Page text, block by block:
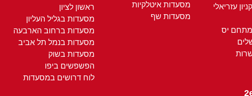
עזריאלי
יס
מסעדות איטלקיות
מסעדות שף
ראשון לציון
מסעדות בגליל העליון
מסעדות ברחוב הארבעה
מסעדות בנמל תל אביב
מסעדות בשוק
הפשפשים ביפו
לוח דרושים במסעדות